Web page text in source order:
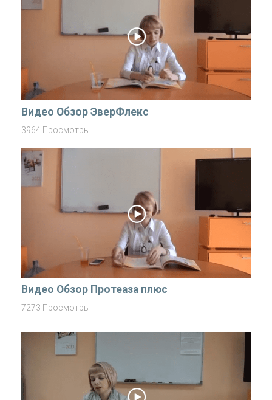
Видео Обзор ЭверФлекс
3964 Просмотры
Видео Обзор Протеаза плюс
7273 Просмотры